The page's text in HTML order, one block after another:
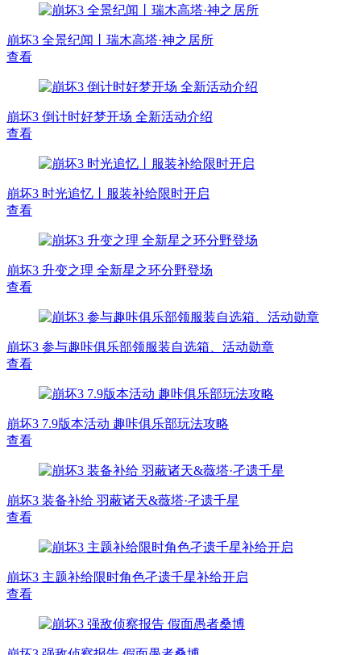
崩坏3 全景纪闻丨瑞木高塔·神之居所
查看
崩坏3 倒计时好梦开场 全新活动介绍
查看
崩坏3 时光追忆丨服装补给限时开启
查看
崩坏3 升变之理 全新星之环分野登场
查看
崩坏3 参与趣咔俱乐部领服装自选箱、活动勋章
查看
崩坏3 7.9版本活动 趣咔俱乐部玩法攻略
查看
崩坏3 装备补给 羽蔽诸天&薇塔·孑遗千星
查看
崩坏3 主题补给限时角色孑遗千星补给开启
查看